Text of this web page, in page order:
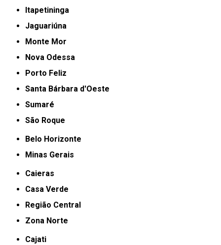
Itapetininga
Jaguariúna
Monte Mor
Nova Odessa
Porto Feliz
Santa Bárbara d'Oeste
Sumaré
São Roque
Belo Horizonte
Minas Gerais
Caieras
Casa Verde
Região Central
Zona Norte
Cajati